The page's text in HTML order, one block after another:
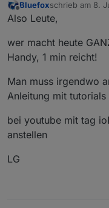
Offline
Bluefoxschrieb am 8.
zuletzt editiert
Also Leute,
wer macht heute
Handy, 1 min reicht!
Man muss irgendwo
Anleitung mit tutorials
bei youtube mit tag
anstellen
LG